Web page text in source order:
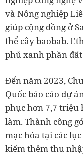
và Nông nghiệp
giúp cộng đồng ở
thể cây baobab.
phủ xanh phần
Đến năm 2023,
Quốc báo cáo dự
phục hơn 7,7 triệu
làm. Thành công
mạc hóa tại các
kiếm thêm thu